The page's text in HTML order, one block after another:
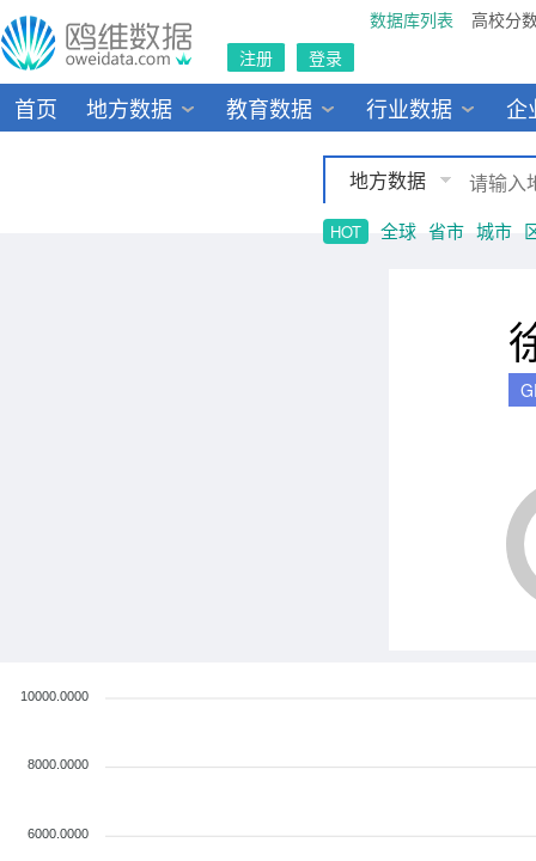
数据库列表
高校分
注册
登录
首页 地方数据 教育数据 行业数据 企
地方数据
HOT 全球 省市 城市
10000.0000
8000.0000
6000.0000